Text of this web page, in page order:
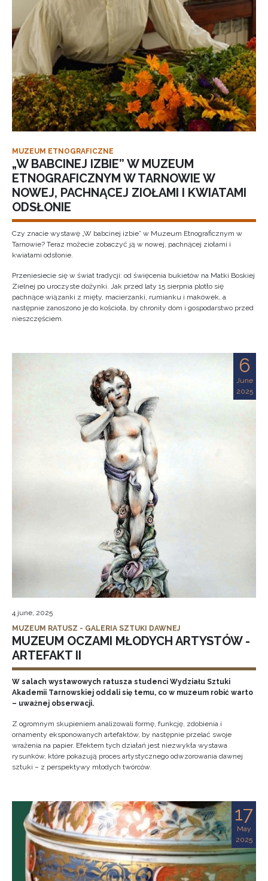
MUZEUM ETNOGRAFICZNE
„W BABCINEJ IZBIE” W MUZEUM
ETNOGRAFICZNYM W TARNOWIE W
NOWEJ, PACHNĄCEJ ZIOŁAMI I KWIATAMI
ODSŁONIE
Czy znacie wystawę „W babcinej izbie” w Muzeum Etnograficznym w
Tarnowie? Teraz możecie zobaczyć ją w nowej, pachnącej ziołami i
kwiatami odsłonie.
Przeniesiecie się w świat tradycji: od święcenia bukietów na Matki Boskiej
Zielnej po uroczyste dożynki. Jak przed laty 15 sierpnia plotło się
pachnące wiązanki z mięty, macierzanki, rumianku i makówek, a
następnie zanoszono je do kościoła, by chroniły dom i gospodarstwo przed
nieszczęściem.
6
June
2025
4 june, 2025
MUZEUM RATUSZ - GALERIA SZTUKI DAWNEJ
MUZEUM OCZAMI MŁODYCH ARTYSTÓW -
ARTEFAKT II
W salach wystawowych ratusza studenci Wydziału Sztuki
Akademii Tarnowskiej oddali się temu, co w muzeum robić warto
– uważnej obserwacji.
Z ogromnym skupieniem analizowali formę, funkcję, zdobienia i
ornamenty eksponowanych artefaktów, by następnie przelać swoje
wrażenia na papier. Efektem tych działań jest niezwykła wystawa
rysunków, które pokazują proces artystycznego odwzorowania dawnej
sztuki – z perspektywy młodych twórców.
17
May
2025